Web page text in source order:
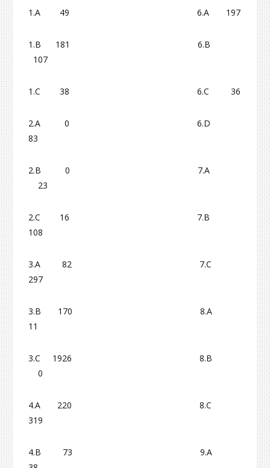
1.A 49 6.A 197
1.B 181 6.B
107
1.C 38 6.C 36
2.A 0 6.D
83
2.B 0 7.A
23
2.C 16 7.B
108
3.A 82 7.C
297
3.B 170 8.A
11
3.C 1926 8.B
0
4.A 220 8.C
319
4.B 73 9.A